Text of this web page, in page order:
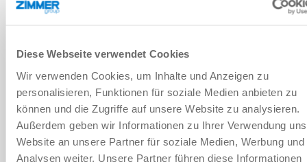
Diese Webseite verwendet Cookies
Wir verwenden Cookies, um Inhalte und Anzeigen zu
personalisieren, Funktionen für soziale Medien anbieten zu
können und die Zugriffe auf unsere Website zu analysieren.
Außerdem geben wir Informationen zu Ihrer Verwendung
Website an unsere Partner für soziale Medien, Werbung und
Analysen weiter. Unsere Partner führen diese Informationen
guideZ는 구성 부품의 빠르고 간단한 시운전을 위한 마법사입니다.
누구나 사용자 안내에 따라 실행 및 시운전할 수 있습니다. 동일한
소프트웨어 모듈이 있는 guideZ, expertZ, monitorZ 모드로 전환할